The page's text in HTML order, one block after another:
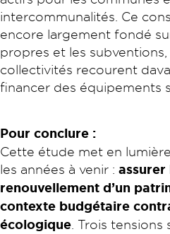
intercommunalités. Ce
encore largement fondé
propres et les
collectivités recourent
financer des équipements
Pour conclure :
Cette étude met en
les années à venir :
renouvellement d’un
contexte budgétaire
écologique . Trois